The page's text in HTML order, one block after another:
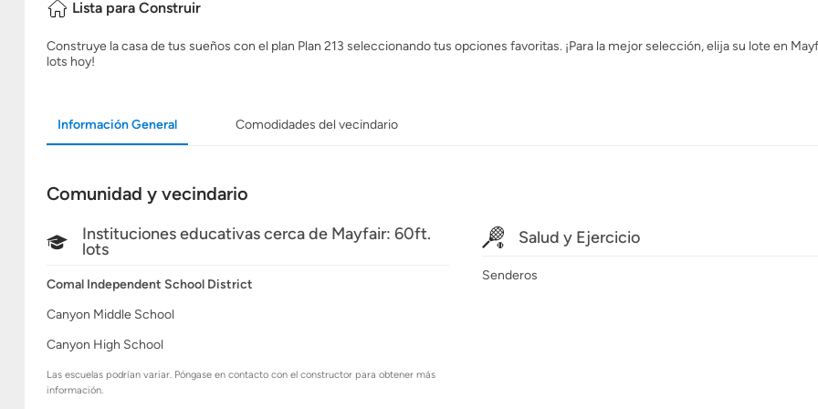
Lista para Construir
Construye la casa de tus sueños con el plan Plan 213 seleccionando tus opciones favoritas. ¡Para la mejor selección, elija su lote en
lots hoy!
Información General Comodidades del vecindario
Comunidad y vecindario
Instituciones educativas cerca de Mayfair: 60ft.
lots
Comal Independent School District
Canyon Middle School
Canyon High School
Las escuelas podrían variar. Póngase en contacto con el constructor para obtener más
información.
Salud y Ejercicio
Senderos